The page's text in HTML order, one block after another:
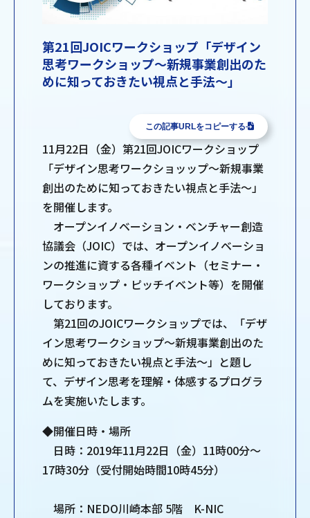
第21回JOICワークショップ「デザイン
思考ワークショップ～新規事業創出のた
めに知っておきたい視点と手法～」
この記事URLをコピーする
11月22日（金）第21回JOICワークショップ
「デザイン思考ワークショッップ～新規事業
創出のために知っておきたい視点と手法～」
を開催します。
オープンイノベーション・ベンチャー創造
協議会（JOIC）では、オープンイノベーショ
ンの推進に資する各種イベント（セミナー・
ワークショップ・ピッチイベント等）を開催
しております。
第21回のJOICワークショップでは、「デザ
イン思考ワークショップ〜新規事業創出のた
めに知っておきたい視点と手法〜」と題し
て、デザイン思考を理解・体感するプログラ
ムを実施いたします。
◆開催日時・場所
日時：2019年11月22日（金）11時00分～
17時30分（受付開始時間10時45分）
場所：NEDO川崎本部 5階 K-NIC